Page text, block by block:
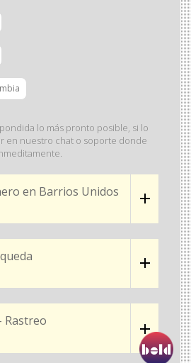
lo más pronto posible, si lo
en nuestro chat o soporte donde
en Barrios Unidos
Rastreo